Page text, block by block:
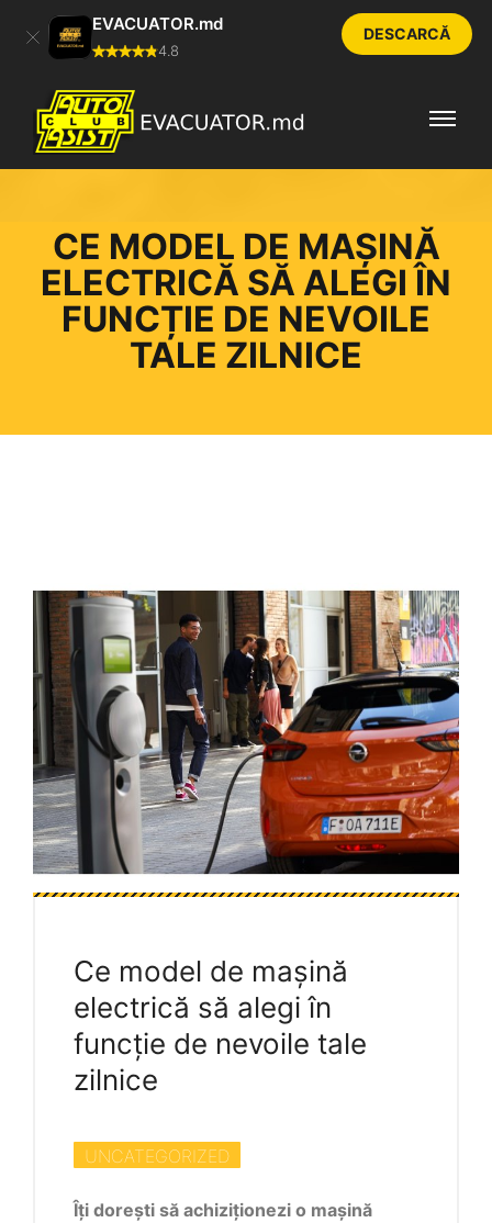
EVACUATOR.md
4.8
DESCARCĂ
CE MODEL DE MAȘINĂ
ELECTRICĂ SĂ ALEGI ÎN
FUNCȚIE DE NEVOILE
TALE ZILNICE
Ce model de mașină
electrică să alegi în
funcție de nevoile tale
zilnice
UNCATEGORIZED
Îți dorești să achiziționezi o mașină